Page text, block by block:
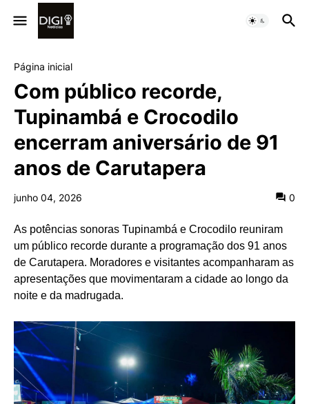
Página inicial
Com público recorde,
Tupinambá e Crocodilo
encerram aniversário de 91
anos de Carutapera
junho 04, 2026 0
As potências sonoras Tupinambá e Crocodilo reuniram
um público recorde durante a programação dos 91 anos
de Carutapera. Moradores e visitantes acompanharam as
apresentações que movimentaram a cidade ao longo da
noite e da madrugada.